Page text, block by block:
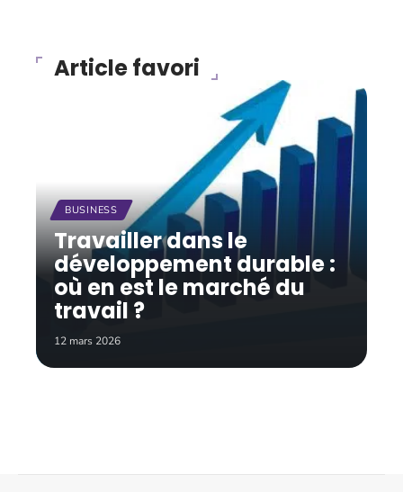
Article favori
BUSINESS
Travailler dans le
développement durable :
où en est le marché du
travail ?
12 mars 2026